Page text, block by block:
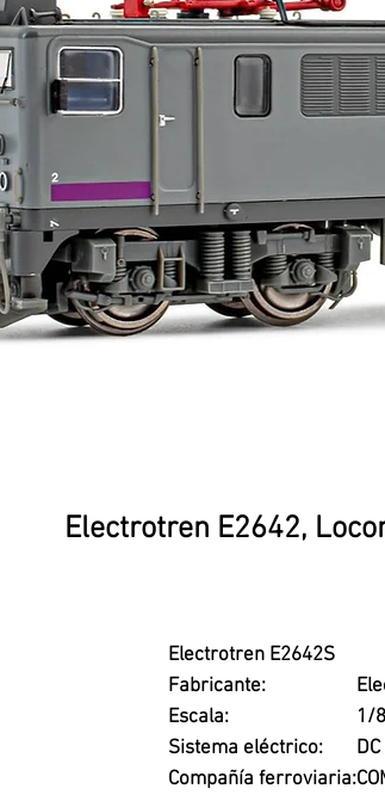
Electrotren E2642,
Electrotren E2642S
Fabricante:
Escala:
1/
Sistema eléctrico:
DC
Compañía ferroviaria: